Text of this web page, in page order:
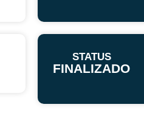
STATUS
FINALIZADO